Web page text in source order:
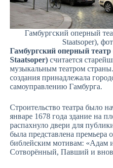
Гамбургский оперный
Staatsoper),
Гамбургский оперный
Staatsoper) считается
музыкальным театром
создания принадлежала
самоуправлению Гамбурга.
Строительство театра было
январе 1678 года здание на
распахнуло двери для
была представлена премьера
библейским мотивам: «Адам
Сотворённый, Павший и